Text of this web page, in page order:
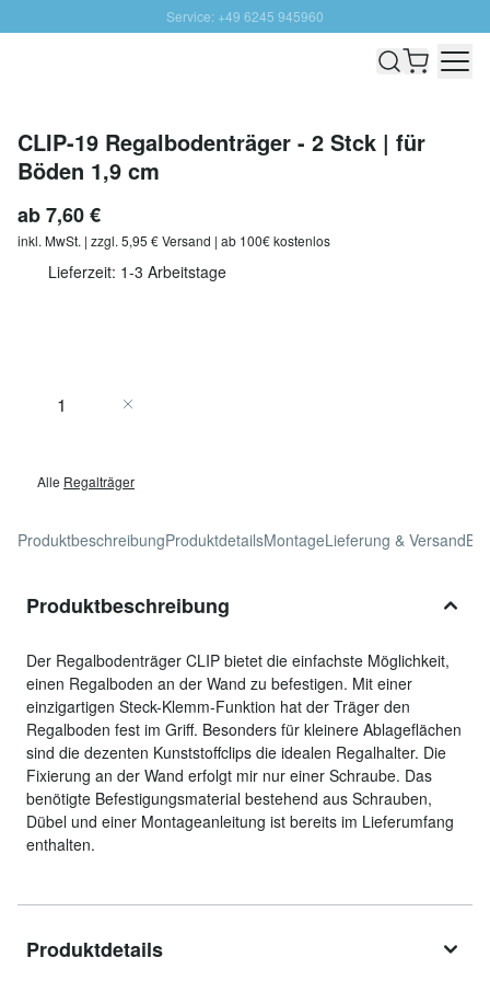
Service: +49 6245 945960
CLIP-19 Regalbodenträger - 2 Stck | für
Böden 1,9 cm
ab7,60 €
inkl. MwSt. | zzgl. 5,95 € Versand | ab 100€ kostenlos
Lieferzeit: 1-3 Arbeitstage
Alle Regalträger
ProduktbeschreibungProduktdetailsMontageLieferung & Versand
Produktbeschreibung
Der Regalbodenträger CLIP bietet die einfachste Möglichkeit,
einen Regalboden an der Wand zu befestigen. Mit einer
einzigartigen Steck-Klemm-Funktion hat der Träger den
Regalboden fest im Griff. Besonders für kleinere Ablageflächen
sind die dezenten Kunststoffclips die idealen Regalhalter. Die
Fixierung an der Wand erfolgt mir nur einer Schraube. Das
benötigte Befestigungsmaterial bestehend aus Schrauben,
Dübel und einer Montageanleitung ist bereits im Lieferumfang
enthalten.
Produktdetails